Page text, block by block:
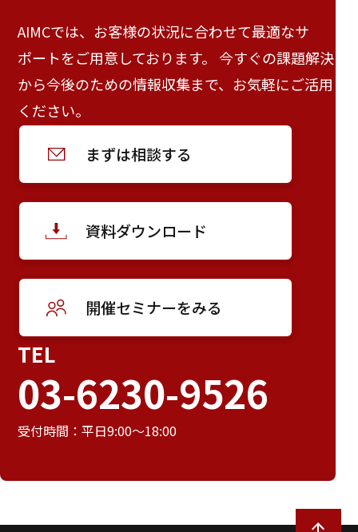
AIMCでは、お客様の状況に合わせて最適なサ
ポートをご用意しております。 今すぐの課題解決
から今後のための情報収集まで、お気軽にご活用
ください。
まずは相談する
資料ダウンロード
開催セミナーをみる
TEL
03-6230-9526
受付時間：平日9:00～18:00